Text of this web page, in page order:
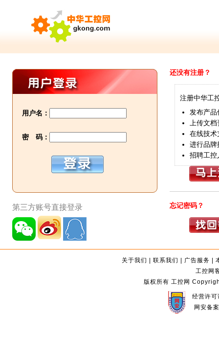
用户名：
密 码：
第三方账号直接登录
还没有注册？
注册中华工
发布产品
上传文档
在线技术
进行品牌
招聘工控
忘记密码？
关于我们 |联系我们 | 广告服务 |
工控网
版权所有 工控网
经营许
网安备